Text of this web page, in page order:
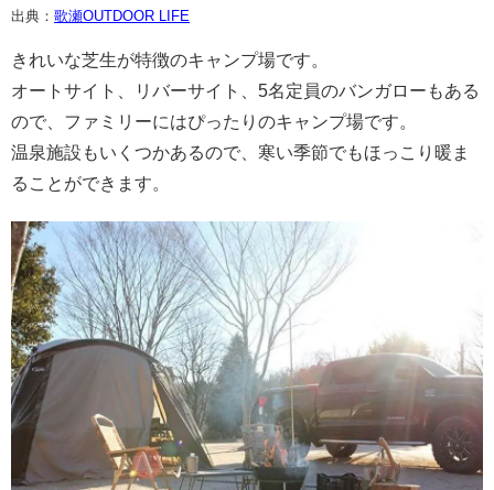
出典： 歌瀬OUTDOOR LIFE
きれいな芝生が特徴のキャンプ場です。
オートサイト、リバーサイト、5名定員のバンガローもある
ので、ファミリーにはぴったりのキャンプ場です。
温泉施設もいくつかあるので、寒い季節でもほっこり暖ま
ることができます。